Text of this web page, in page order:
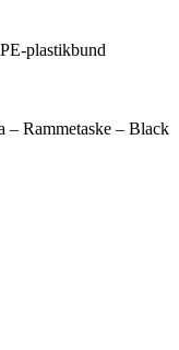
plastikbund
– Rammetaske – Black